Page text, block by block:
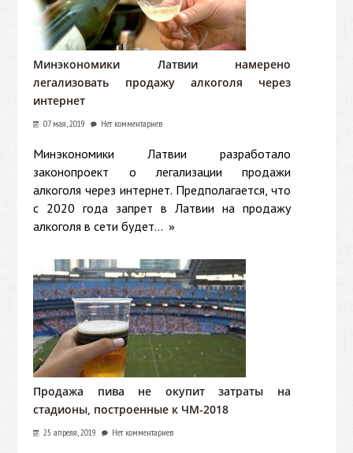
Минэкономики Латвии намерено
легализовать продажу алкоголя через
интернет
07 мая, 2019 Нет комментариев
Минэкономики Латвии разработало
законопроект о легализации продажи
алкоголя через интернет. Предполагается, что
с 2020 года запрет в Латвии на продажу
алкоголя в сети будет... »
Продажа пива не окупит затраты на
стадионы, построенные к ЧМ-2018
25 апреля, 2019 Нет комментариев